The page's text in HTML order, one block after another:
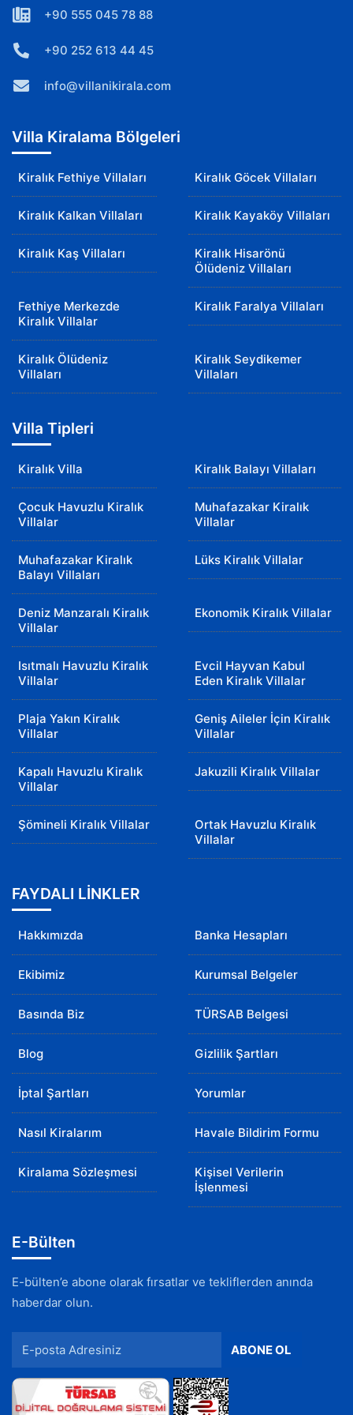
+90 555 045 78 88
+90 252 613 44 45
info@villanikirala.com
Villa Kiralama Bölgeleri
Kiralık Fethiye Villaları Kiralık Göcek Villaları
Kiralık Kalkan Villaları Kiralık Kayaköy Villaları
Kiralık Kaş Villaları
Kiralık Hisarönü
Ölüdeniz Villaları
Fethiye Merkezde
Kiralık Villalar
Kiralık Faralya Villaları
Kiralık Ölüdeniz
Villaları
Kiralık Seydikemer
Villaları
Villa Tipleri
Kiralık Villa Kiralık Balayı Villaları
Çocuk Havuzlu Kiralık
Villalar
Muhafazakar Kiralık
Villalar
Muhafazakar Kiralık
Balayı Villaları
Lüks Kiralık Villalar
Deniz Manzaralı Kiralık
Villalar
Ekonomik Kiralık Villalar
Isıtmalı Havuzlu Kiralık
Villalar
Evcil Hayvan Kabul
Eden Kiralık Villalar
Plaja Yakın Kiralık
Villalar
Geniş Aileler İçin Kiralık
Villalar
Kapalı Havuzlu Kiralık
Villalar
Jakuzili Kiralık Villalar
Şömineli Kiralık Villalar
Ortak Havuzlu Kiralık
Villalar
FAYDALI LİNKLER
Hakkımızda Banka Hesapları
Ekibimiz Kurumsal Belgeler
Basında Biz TÜRSAB Belgesi
Blog Gizlilik Şartları
İptal Şartları Yorumlar
Nasıl Kiralarım Havale Bildirim Formu
Kiralama Sözleşmesi
Kişisel Verilerin
İşlenmesi
E-Bülten
E-bülten’e abone olarak fırsatlar ve tekliflerden anında
haberdar olun.